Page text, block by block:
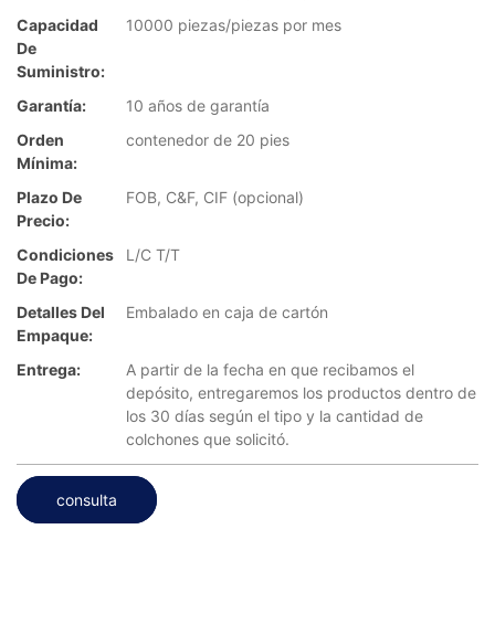
Capacidad
De
Suministro:
10000 piezas/piezas por mes
Garantía:
10 años de garantía
Orden
Mínima:
contenedor de 20 pies
Plazo De
Precio:
FOB, C&F, CIF (opcional)
Condiciones
De Pago:
L/C T/T
Detalles Del
Empaque:
Embalado en caja de cartón
Entrega:
A partir de la fecha en que recibamos el
depósito, entregaremos los productos dentro de
los 30 días según el tipo y la cantidad de
colchones que solicitó.
consulta